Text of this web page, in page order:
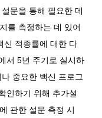
문을 통해 필요한 데
를 측정하는 데 있어
신 적종률에 대한 다
서 5년 주기로 실시하
중요한 백신 프로그
인하기 위해 추가설
관한 설문 측정 시